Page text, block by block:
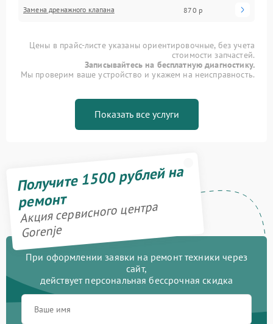
Замена дренажного клапана 870 р
Цены в прайс-листе указаны ориентировочные, без учета
стоимости запчастей.
Записывайтесь на бесплатную диагностику.
Мы проверим ваше устройство и укажем на неисправность.
Показать все услуги
Получите 1500 рублей на
ремонт
Акция сервисного центра
Gorenje
При оформлении заявки на ремонт техники через
сайт,
действует персональная бессрочная скидка